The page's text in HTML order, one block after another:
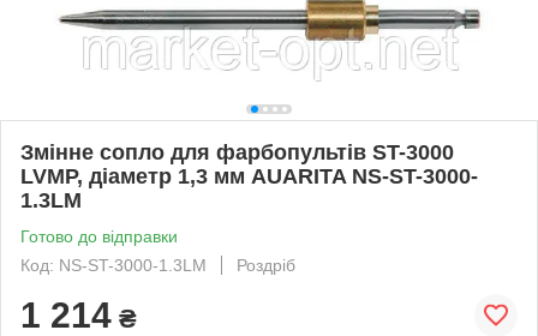
Змінне сопло для фарбопультів ST-3000
LVMP, діаметр 1,3 мм AUARITA NS-ST-3000-
1.3LM
Готово до відправки
Код: NS-ST-3000-1.3LM
Роздріб
1 214 ₴